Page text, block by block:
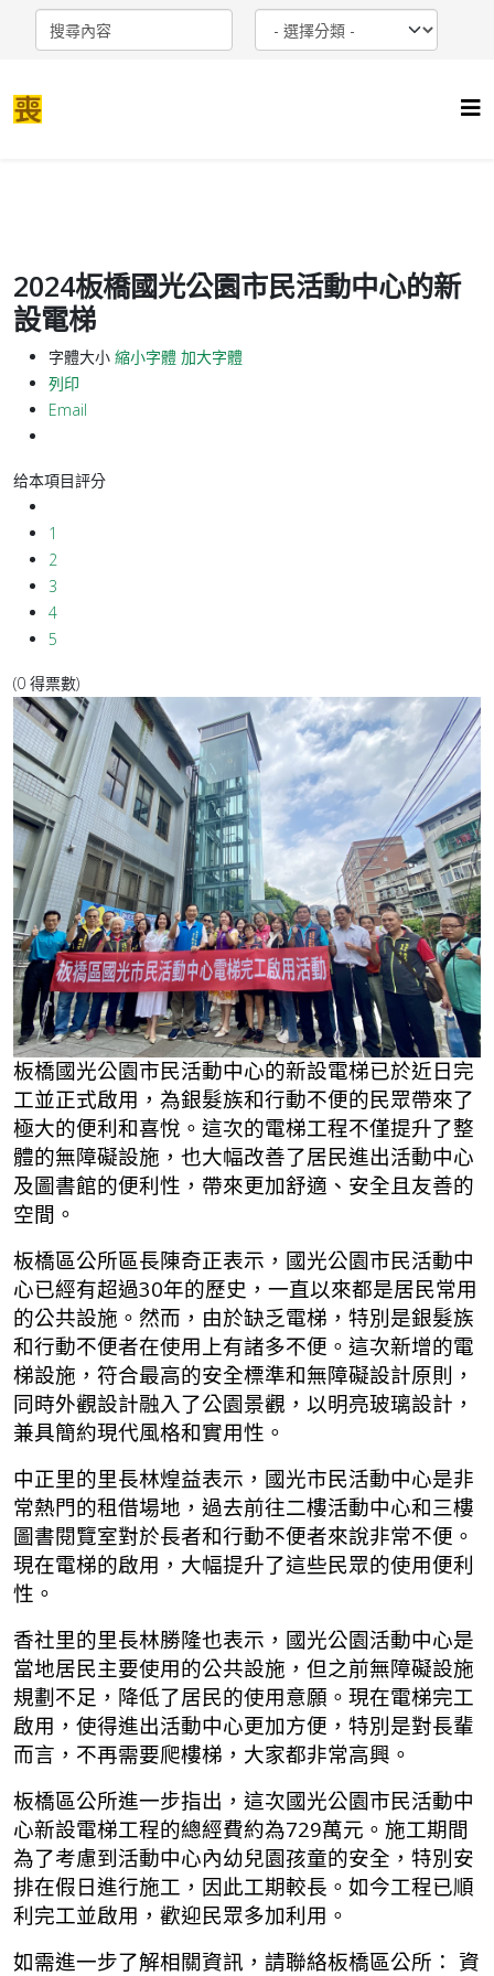
2024板橋國光公園市民活動中心的新
設電梯
字體大小 縮小字體 加大字體
列印
Email
给本項目評分
1
2
3
4
5
(0 得票數)
板橋國光公園市民活動中心的新設電梯已於近日完
工並正式啟用，為銀髮族和行動不便的民眾帶來了
極大的便利和喜悅。這次的電梯工程不僅提升了整
體的無障礙設施，也大幅改善了居民進出活動中心
及圖書館的便利性，帶來更加舒適、安全且友善的
空間。
板橋區公所區長陳奇正表示，國光公園市民活動中
心已經有超過30年的歷史，一直以來都是居民常用
的公共設施。然而，由於缺乏電梯，特別是銀髮族
和行動不便者在使用上有諸多不便。這次新增的電
梯設施，符合最高的安全標準和無障礙設計原則，
同時外觀設計融入了公園景觀，以明亮玻璃設計，
兼具簡約現代風格和實用性。
中正里的里長林煌益表示，國光市民活動中心是非
常熱門的租借場地，過去前往二樓活動中心和三樓
圖書閱覽室對於長者和行動不便者來說非常不便。
現在電梯的啟用，大幅提升了這些民眾的使用便利
性。
香社里的里長林勝隆也表示，國光公園活動中心是
當地居民主要使用的公共設施，但之前無障礙設施
規劃不足，降低了居民的使用意願。現在電梯完工
啟用，使得進出活動中心更加方便，特別是對長輩
而言，不再需要爬樓梯，大家都非常高興。
板橋區公所進一步指出，這次國光公園市民活動中
心新設電梯工程的總經費約為729萬元。施工期間
為了考慮到活動中心內幼兒園孩童的安全，特別安
排在假日進行施工，因此工期較長。如今工程已順
利完工並啟用，歡迎民眾多加利用。
如需進一步了解相關資訊，請聯絡板橋區公所： 資